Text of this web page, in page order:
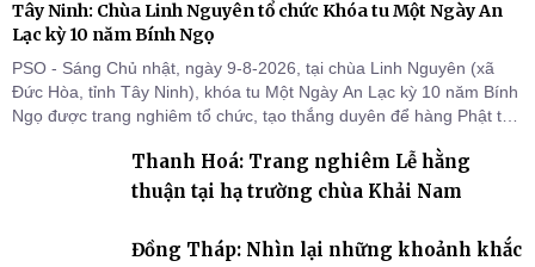
Tây Ninh: Chùa Linh Nguyên tổ chức Khóa tu Một Ngày An
Lạc kỳ 10 năm Bính Ngọ
PSO - Sáng Chủ nhật, ngày 9-8-2026, tại chùa Linh Nguyên (xã
Đức Hòa, tỉnh Tây Ninh), khóa tu Một Ngày An Lạc kỳ 10 năm Bính
Ngọ được trang nghiêm tổ chức, tạo thắng duyên để hàng Phật tử
đời sống thiện lành.Thanh Hoá: Trang nghiêm Lễ hằng
thuận tại hạ trường chùa Khải Nam
Đồng Tháp: Nhìn lại những khoảnh khắc